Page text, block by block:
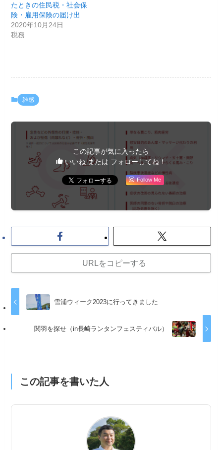
たときの住民税・社会保
険・雇用保険の届け出
2020年10月24日
税務
雑感
この記事が気に入ったら
いいね または フォローしてね！
Follow Me
URLをコピーする
雪浦ウィーク2023に行ってきました
関羽を探せ（in長崎ランタンフェスティバル）
この記事を書いた人